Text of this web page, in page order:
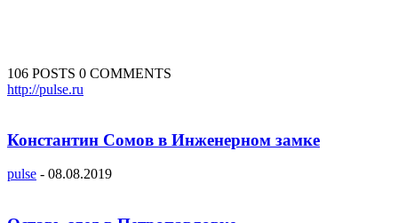
106 POSTS 0 COMMENTS
http://pulse.ru
Константин Сомов в Инженерном замке
pulse - 08.08.2019